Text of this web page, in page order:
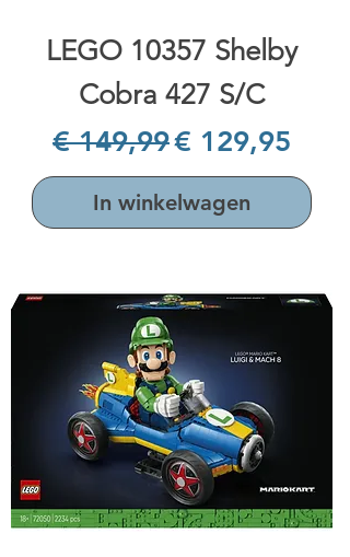
LEGO 10357 Shelby
Cobra 427 S/C
Normale prijs
€ 149,99Verkoopprijs
€ 129,95
In winkelwagen